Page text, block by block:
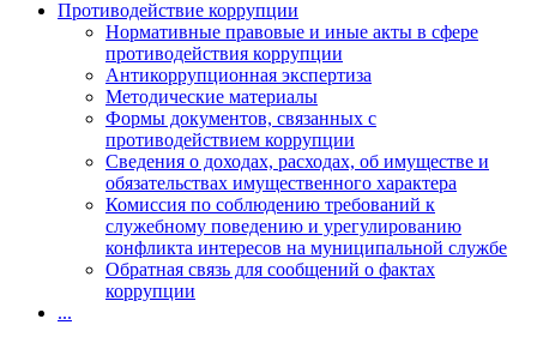
Противодействие коррупции
Нормативные правовые и иные акты в сфере
противодействия коррупции
Антикоррупционная экспертиза
Методические материалы
Формы документов, связанных с
противодействием коррупции
Сведения о доходах, расходах, об имуществе и
обязательствах имущественного характера
Комиссия по соблюдению требований к
служебному поведению и урегулированию
конфликта интересов на муниципальной службе
Обратная связь для сообщений о фактах
коррупции
...